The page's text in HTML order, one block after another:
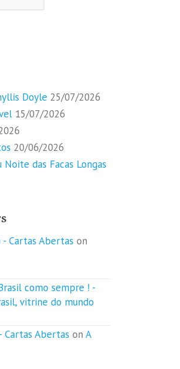
Doyle 25/07/2026
15/07/2026
20/06/2026
Noite das Facas Longas
Cartas Abertas on
como sempre ! -
vitrine do mundo
Cartas Abertas on A